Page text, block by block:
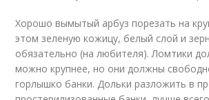
Хорошо вымытый арбуз порезать на
этом зеленую кожицу, белый слой и
обязательно (на любителя). Ломтики
можно крупнее, но они должны
горлышко банки. Дольки разложить в